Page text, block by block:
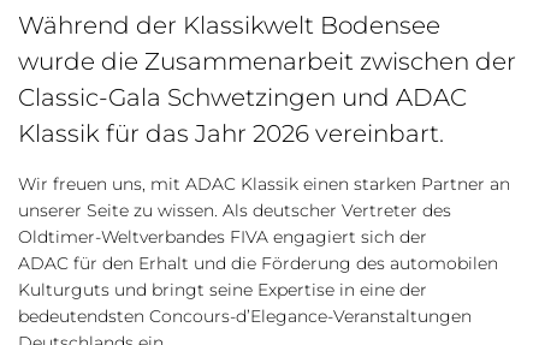
Während der Klassikwelt Bodensee
wurde die Zusammenarbeit zwischen der
Classic-Gala Schwetzingen und ADAC
Klassik für das Jahr 2026 vereinbart.
Wir freuen uns, mit ADAC Klassik einen starken Partner an
unserer Seite zu wissen. Als deutscher Vertreter des
Oldtimer-Weltverbandes FIVA engagiert sich der
ADAC für den Erhalt und die Förderung des automobilen
Kulturguts und bringt seine Expertise in eine der
bedeutendsten Concours-d’Elegance-Veranstaltungen